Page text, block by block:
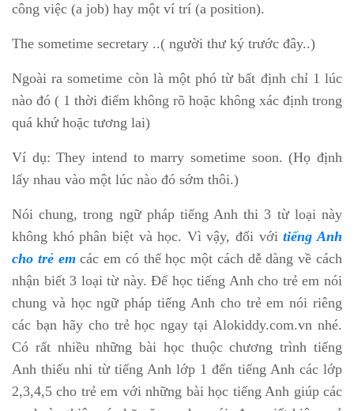
công việc (a job) hay một ví trí (a position).
The sometime secretary ..( người thư ký trước đây..)
Ngoài ra sometime còn là một phó từ bất định chỉ 1 lúc
nào đó ( 1 thời điểm không rõ hoặc không xác định trong
quá khứ hoặc tương lai)
Ví dụ: They intend to marry sometime soon. (Họ định
lấy nhau vào một lúc nào đó sớm thôi.)
Nói chung, trong ngữ pháp tiếng Anh thi 3 từ loại này
không khó phân biệt và học. Vì vậy, đối vớitiếng Anh
cho trẻ em các em có thể học một cách dễ dàng về cách
nhận biết 3 loại từ này. Để học tiếng Anh cho trẻ em nói
chung và học ngữ pháp tiếng Anh cho trẻ em nói riêng
các bạn hãy cho trẻ học ngay tại Alokiddy.com.vn nhé.
Có rất nhiều những bài học thuộc chương trình tiếng
Anh thiếu nhi từ tiếng Anh lớp 1 đến tiếng Anh các lớp
2,3,4,5 cho trẻ em với những bài học tiếng Anh giúp các